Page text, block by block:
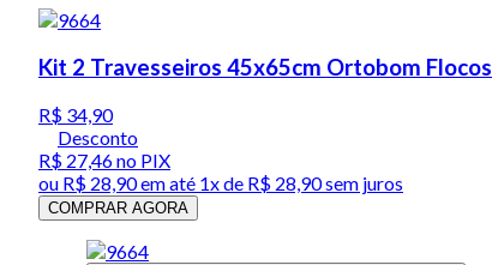
Kit 2 Travesseiros 45x65cm Ortobom Flocos
R$ 34,90
Desconto
R$ 27,46no PIX
ou R$ 28,90em até 1x de R$ 28,90sem juros
COMPRAR AGORA